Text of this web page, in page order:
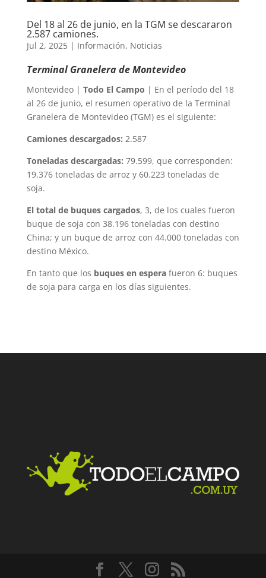
Del 18 al 26 de junio, en la TGM se descararon
2.587 camiones.
Jul 2, 2025| Información, Noticias
Terminal Granelera de Montevideo
Montevideo | Todo El Campo | En el período del 18
al 26 de junio, el resumen operativo de la Terminal
Granelera de Montevideo (TGM) es el siguiente:
Camiones descargados: 2.587
Toneladas descargadas: 79.599, que corresponden:
19.376 toneladas de arroz y 60.223 toneladas de
soja.
El total de buques cargados, 3, de los cuales fueron
buque de soja con 38.196 toneladas con destino
China; y un buque de arroz con 44.000 toneladas con
destino México.
En tanto que los buques en esperafueron 6: buques
de soja para carga en los días siguientes.